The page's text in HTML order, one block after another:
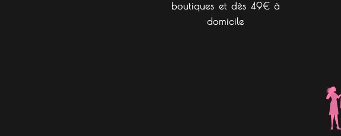
boutiques et dès 49€ à
domicile